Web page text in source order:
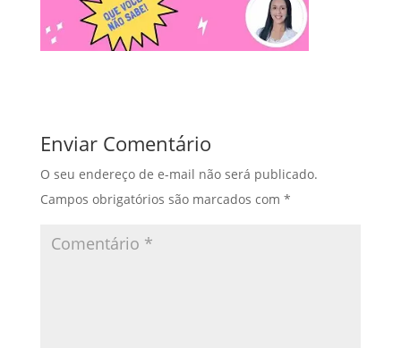
Enviar Comentário
O seu endereço de e-mail não será publicado.
Campos obrigatórios são marcados com *